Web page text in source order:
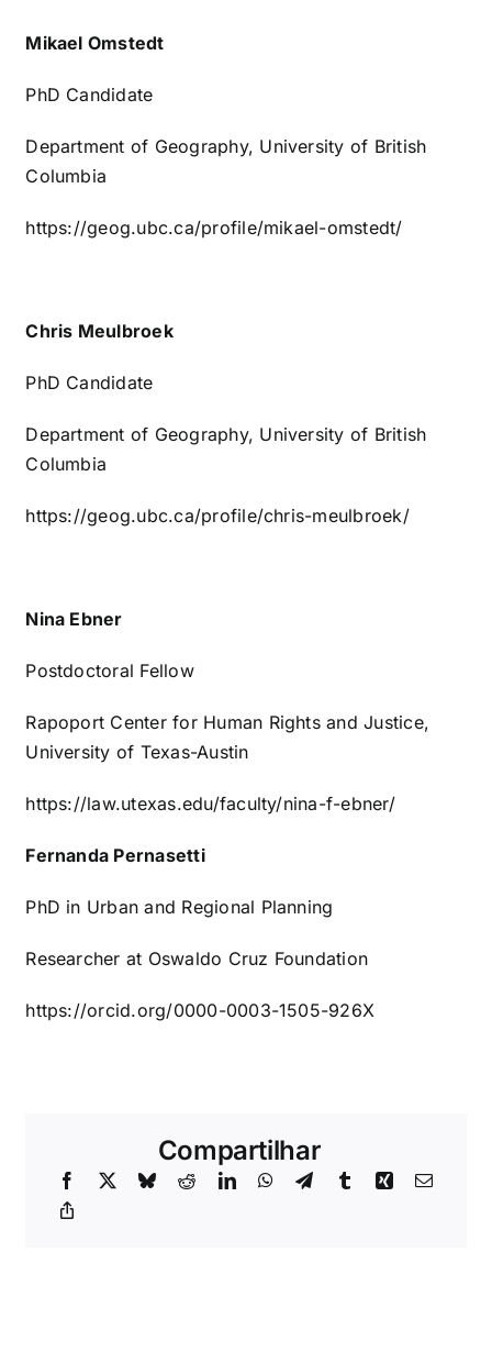
Mikael Omstedt
PhD Candidate
Department of Geography, University of British
Columbia
https://geog.ubc.ca/profile/mikael-omstedt/
Chris Meulbroek
PhD Candidate
Department of Geography, University of British
Columbia
https://geog.ubc.ca/profile/chris-meulbroek/
Nina Ebner
Postdoctoral Fellow
Rapoport Center for Human Rights and Justice,
University of Texas-Austin
https://law.utexas.edu/faculty/nina-f-ebner/
Fernanda Pernasetti
PhD in Urban and Regional Planning
Researcher at Oswaldo Cruz Foundation
https://orcid.org/0000-0003-1505-926X
Compartilhar